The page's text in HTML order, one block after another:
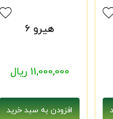
هیرو 6
11,000,000 ریال